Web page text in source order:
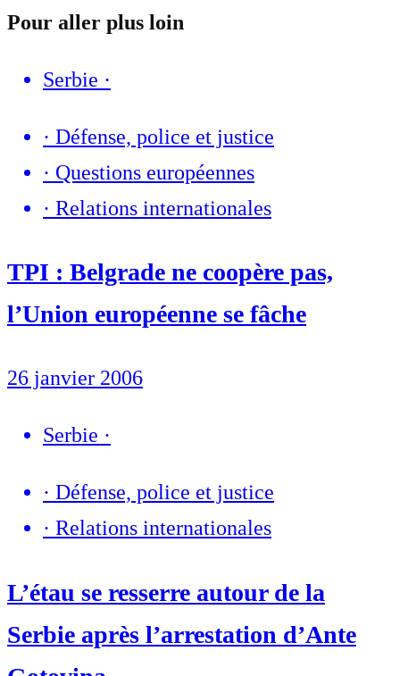
Pour aller plus loin
Serbie ·
· Défense, police et justice
· Questions européennes
· Relations internationales
TPI : Belgrade ne coopère pas,
l’Union européenne se fâche
26 janvier 2006
Serbie ·
· Défense, police et justice
· Relations internationales
L’étau se resserre autour de la
Serbie après l’arrestation d’Ante